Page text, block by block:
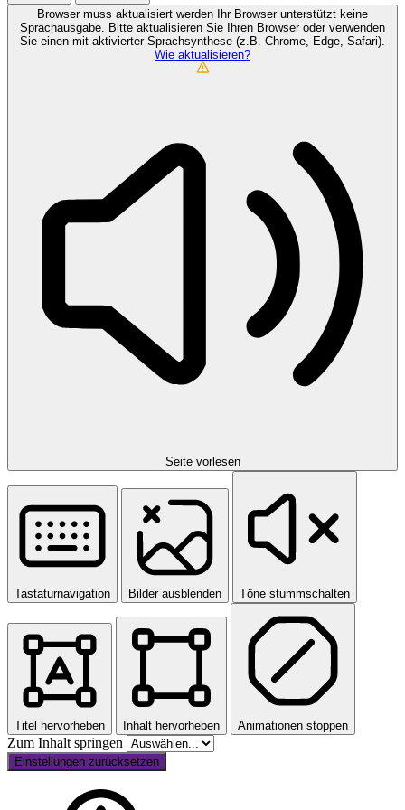
Browser muss aktualisiert werden
Ihr Browser unterstützt keine
Sprachausgabe. Bitte aktualisieren Sie Ihren Browser oder verwenden
Sie einen mit aktivierter Sprachsynthese (z.B. Chrome, Edge, Safari).
Wie aktualisieren?
Seite vorlesen
Tastaturnavigation Bilder ausblenden Töne stummschalten
Titel hervorheben Inhalt hervorheben Animationen stoppen
Zum Inhalt springen
Einstellungen zurücksetzen